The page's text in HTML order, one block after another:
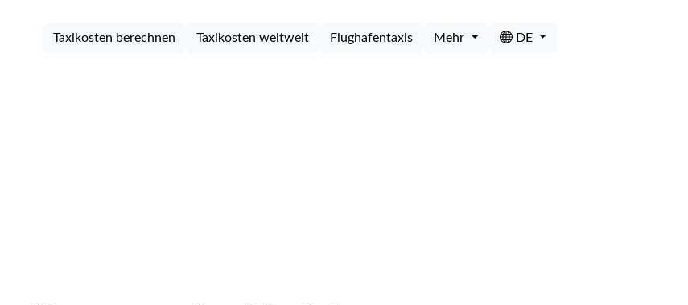
Taxikosten berechnen Taxikosten weltweit Flughafentaxis Mehr DE